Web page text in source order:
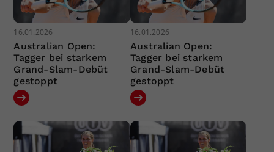
16.01.2026
Australian Open:
Tagger bei starkem
Grand-Slam-Debüt
gestoppt
16.01.2026
Australian Open:
Tagger bei starkem
Grand-Slam-Debüt
gestoppt